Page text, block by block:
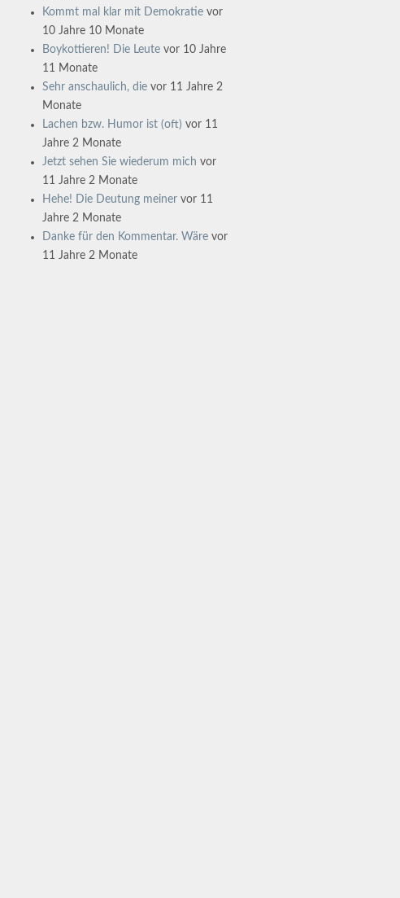
Kommt mal klar mit Demokratie vor
10 Jahre 10 Monate
Boykottieren! Die Leute vor 10 Jahre
11 Monate
Sehr anschaulich, die vor 11 Jahre 2
Monate
Lachen bzw. Humor ist (oft) vor 11
Jahre 2 Monate
Jetzt sehen Sie wiederum mich vor
11 Jahre 2 Monate
Hehe! Die Deutung meiner vor 11
Jahre 2 Monate
Danke für den Kommentar. Wäre vor
11 Jahre 2 Monate